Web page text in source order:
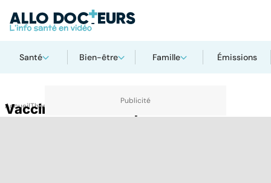
Santé Bien-être Famille Émissions
AccueilThématiques
Vaccin contre la coqueluche